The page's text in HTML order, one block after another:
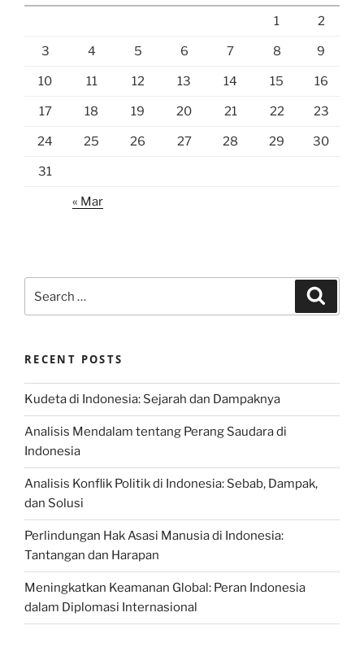
1 2
3 4 5 6 7 8 9
10 11 12 13 14 15 16
17 18 19 20 21 22 23
24 25 26 27 28 29 30
31
« Mar
for:
RECENT POSTS
Kudeta di Indonesia: Sejarah dan Dampaknya
Analisis Mendalam tentang Perang Saudara di
Indonesia
Analisis Konflik Politik di Indonesia: Sebab, Dampak,
dan Solusi
Perlindungan Hak Asasi Manusia di Indonesia:
Tantangan dan Harapan
Meningkatkan Keamanan Global: Peran Indonesia
dalam Diplomasi Internasional